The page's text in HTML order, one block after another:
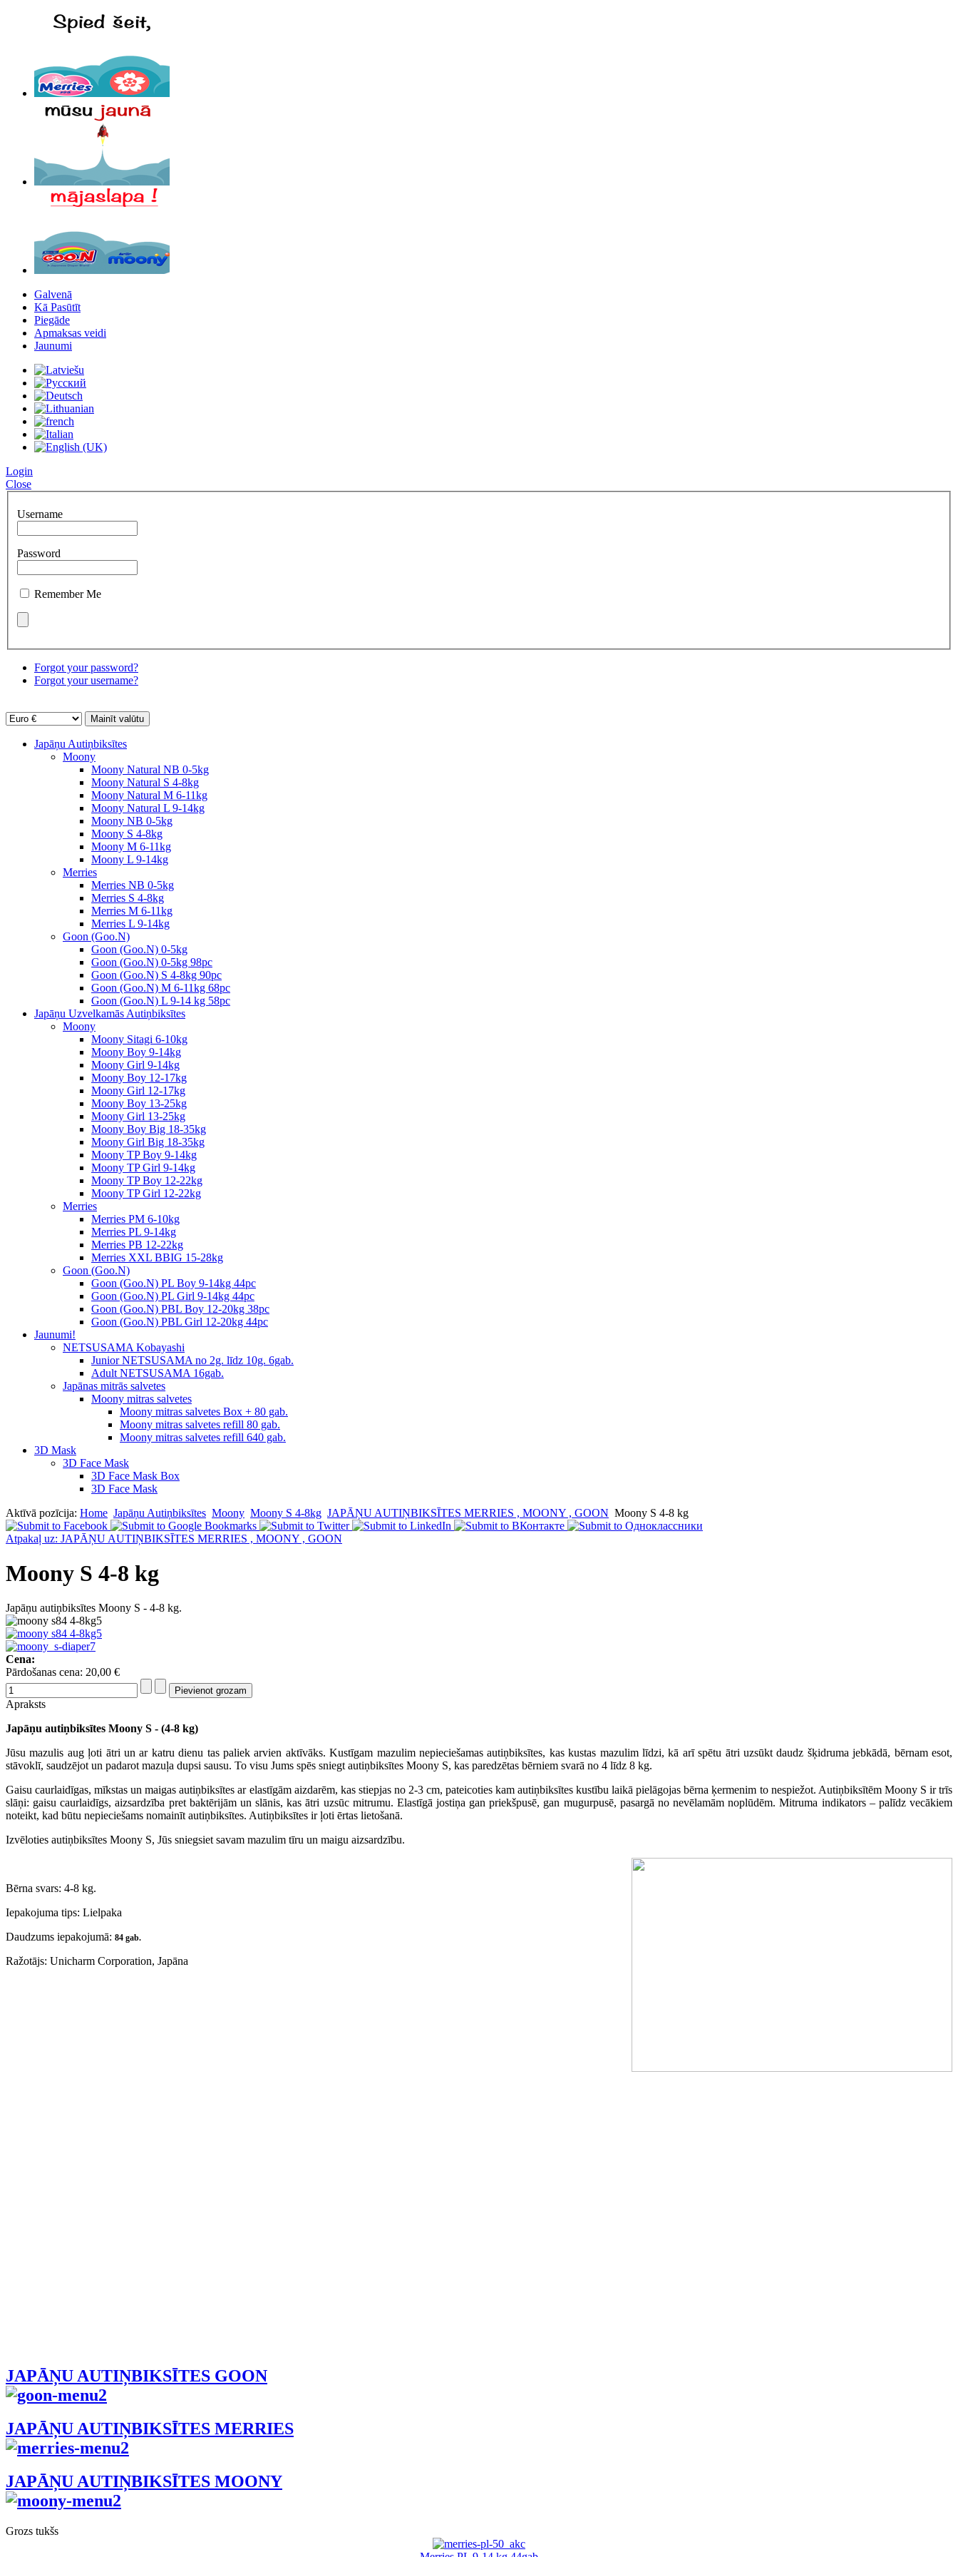
Galvenā
Kā Pasūtīt
Piegāde
Apmaksas veidi
Jaunumi
Login
Close
Username
Password
Remember Me
Forgot your password?
Forgot your username?
Japāņu Autiņbiksītes
Moony
Moony Natural NB 0-5kg
Moony Natural S 4-8kg
Moony Natural M 6-11kg
Moony Natural L 9-14kg
Moony NB 0-5kg
Moony S 4-8kg
Moony M 6-11kg
Moony L 9-14kg
Merries
Merries NB 0-5kg
Merries S 4-8kg
Merries M 6-11kg
Merries L 9-14kg
Goon (Goo.N)
Goon (Goo.N) 0-5kg
Goon (Goo.N) 0-5kg 98pc
Goon (Goo.N) S 4-8kg 90pc
Goon (Goo.N) M 6-11kg 68pc
Goon (Goo.N) L 9-14 kg 58pc
Japāņu Uzvelkamās Autiņbiksītes
Moony
Moony Sitagi 6-10kg
Moony Boy 9-14kg
Moony Girl 9-14kg
Moony Boy 12-17kg
Moony Girl 12-17kg
Moony Boy 13-25kg
Moony Girl 13-25kg
Moony Boy Big 18-35kg
Moony Girl Big 18-35kg
Moony TP Boy 9-14kg
Moony TP Girl 9-14kg
Moony TP Boy 12-22kg
Moony TP Girl 12-22kg
Merries
Merries PM 6-10kg
Merries PL 9-14kg
Merries PB 12-22kg
Merries XXL BBIG 15-28kg
Goon (Goo.N)
Goon (Goo.N) PL Boy 9-14kg 44pc
Goon (Goo.N) PL Girl 9-14kg 44pc
Goon (Goo.N) PBL Boy 12-20kg 38pc
Goon (Goo.N) PBL Girl 12-20kg 44pc
Jaunumi!
NETSUSAMA Kobayashi
Junior NETSUSAMA no 2g. līdz 10g. 6gab.
Adult NETSUSAMA 16gab.
Japānas mitrās salvetes
Moony mitras salvetes
Moony mitras salvetes Box + 80 gab.
Moony mitras salvetes refill 80 gab.
Moony mitras salvetes refill 640 gab.
3D Mask
3D Face Mask
3D Face Mask Box
3D Face Mask
Aktīvā pozīcija: Home Japāņu Autiņbiksītes Moony Moony S 4-8kg JAPĀŅU AUTIŅBIKSĪTES MERRIES , MOONY , GOON Moony S 4-8 kg
Atpakaļ uz: JAPĀŅU AUTIŅBIKSĪTES MERRIES , MOONY , GOON
Moony S 4-8 kg
Japāņu autiņbiksītes Moony S - 4-8 kg.
Cena:
Pārdošanas cena: 20,00 €
Apraksts
Japāņu autiņbiksītes Moony S - (4-8 kg)
Jūsu mazulis aug ļoti ātri un ar katru dienu tas paliek arvien aktīvāks. Kustīgam mazulim nepieciešamas autiņbiksītes, kas kustas mazulim līdzi, kā arī spētu ātri uzsūkt daudz šķidruma jebkādā, bērnam esot,
stāvoklī, saudzējot un padarot mazuļa dupsi sausu. To visu Jums spēs sniegt autiņbiksītes Moony S, kas paredzētas bērniem svarā no 4 līdz 8 kg.
Gaisu caurlaidīgas, mīkstas un maigas autiņbiksītes ar elastīgām aizdarēm, kas stiepjas no 2-3 cm, pateicoties kam autiņbiksītes kustību laikā pielāgojas bērna ķermenim to nespiežot. Autiņbiksītēm Moony S ir trīs
slāņi: gaisu caurlaidīgs, aizsardzība pret baktērijām un slānis, kas ātri uzsūc mitrumu. Elastīgā jostiņa gan priekšpusē, gan mugurpusē, pasargā no nevēlamām noplūdēm. Mitruma indikators – palīdz vecākiem
noteikt, kad būtu nepieciešams nomainīt autiņbiksītes. Autiņbiksītes ir ļoti ērtas lietošanā.
Izvēloties autiņbiksītes Moony S, Jūs sniegsiet savam mazulim tīru un maigu aizsardzību.
Bērna svars: 4-8 kg.
Iepakojuma tips: Lielpaka
Daudzums iepakojumā: 84 gab.
Ražotājs: Unicharm Corporation, Japāna
JAPĀŅU AUTIŅBIKSĪTES GOON
JAPĀŅU AUTIŅBIKSĪTES MERRIES
JAPĀŅU AUTIŅBIKSĪTES MOONY
Grozs tukšs